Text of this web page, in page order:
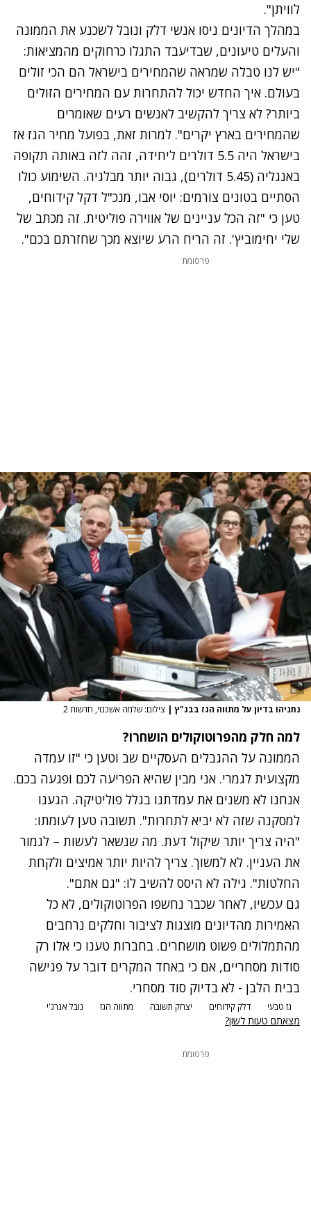
לוויתן".
במהלך הדיונים ניסו אנשי דלק ונובל לשכנע את הממונה
והעלים טיעונים, שבדיעבד התגלו כרחוקים מהמציאות:
"יש לנו טבלה שמראה שהמחירים בישראל הם הכי זולים
בעולם. איך החדש יכול להתחרות עם המחירים הזולים
ביותר? לא צריך להקשיב לאנשים רעים שאומרים
שהמחירים בארץ יקרים". למרות זאת, בפועל מחיר הגז אז
בישראל היה 5.5 דולרים ליחידה, זהה לזה באותה תקופה
באנגליה (5.45 דולרים), גבוה יותר מבלגיה. השימוע כולו
הסתיים בטונים צורמים: יוסי אבו, מנכ"ל דקל קידוחים,
טען כי "זה הכל עניינים של אווירה פוליטית. זה מכתב של
שלי יחימוביץ'. זה הריח הרע שיוצא מכך שחזרתם בכם".
פרסומת
נתניהו בדיון על מתווה הגז בבג"ץ | צילום: שלמה אשכנזי, חדשות 2
למה חלק מהפרוטוקולים הושחרו?
הממונה על ההגבלים העסקיים שב וטען כי "זו עמדה
מקצועית לגמרי. אני מבין שהיא הפריעה לכם ופגעה בכם.
אנחנו לא משנים את עמדתנו בגלל פוליטיקה. הגענו
למסקנה שזה לא יביא לתחרות". תשובה טען לעומתו:
"היה צריך יותר שיקול דעת. מה שנשאר לעשות – לגמור
את העניין. לא למשוך. צריך להיות יותר אמיצים ולקחת
החלטות". גילה לא היסס להשיב לו: "גם אתם".
גם עכשיו, לאחר שכבר נחשפו הפרוטוקולים, לא כל
האמירות מהדיונים מוצגות לציבור וחלקים נרחבים
מהתמלולים פשוט מושחרים. בחברות טענו כי אלו רק
סודות מסחריים, אם כי באחד המקרים דובר על פגישה
בבית הלבן - לא בדיוק סוד מסחרי.
גז טבעי דלק קידוחים יצחק תשובה מתווה הגז נובל אנרג'י
מצאתם טעות לשון?
פרסומת